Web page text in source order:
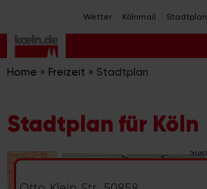
Inhalt
springen
Wetter Kölnmail Stadtplan
Home » Freizeit » Stadtplan
Stadtplan für Köln